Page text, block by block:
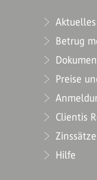
Aktuelles
Betrug
Preise
Clientis
Hilfe